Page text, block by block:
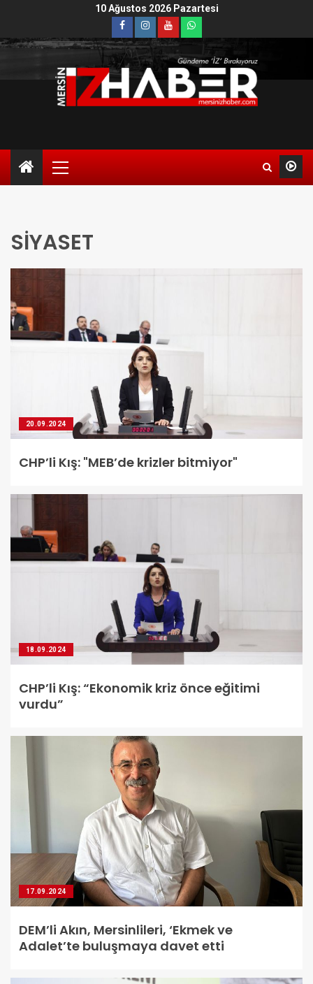
10 Ağustos 2026 Pazartesi
SİYASET
20.09.2024
CHP’li Kış: "MEB’de krizler bitmiyor"
18.09.2024
CHP’li Kış: “Ekonomik kriz önce eğitimi
vurdu”
17.09.2024
DEM’li Akın, Mersinlileri, ‘Ekmek ve
Adalet’te buluşmaya davet etti